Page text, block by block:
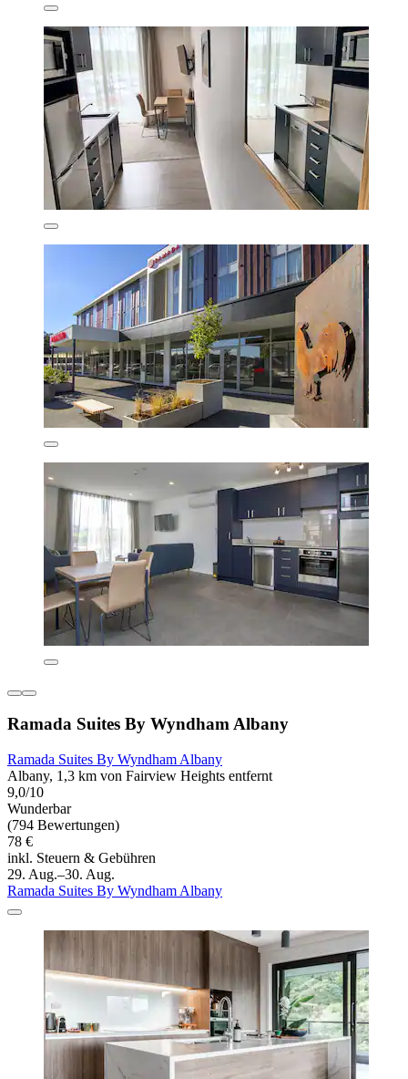
Ramada Suites By Wyndham Albany
Ramada Suites By Wyndham Albany
Albany, 1,3 km von Fairview Heights entfernt
9,0/10
Wunderbar
(794 Bewertungen)
78 €
inkl. Steuern & Gebühren
29. Aug.–30. Aug.
Ramada Suites By Wyndham Albany